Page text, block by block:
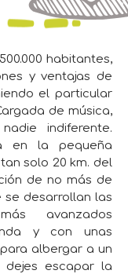
habitantes,
y ventajas de
el particular
de música,
indiferente.
en la pequeña
solo 20 km. del
de no más de
se desarrollan las
avanzados
y con unas
albergar a un
dejes escapar la